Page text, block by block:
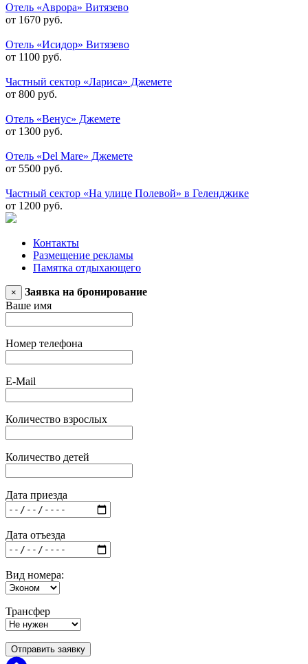
Отель «Аврора» Витязево
от 1670 руб.
Отель «Исидор» Витязево
от 1100 руб.
Частный сектор «Лариса» Джемете
от 800 руб.
Отель «Венус» Джемете
от 1300 руб.
Отель «Del Mare» Джемете
от 5500 руб.
Частный сектор «На улице Полевой» в Геленджике
от 1200 руб.
Контакты
Размещение рекламы
Памятка отдыхающего
×
Заявка на бронирование
Ваше имя
Номер телефона
E-Mail
Количество взрослых
Количество детей
Дата приезда
Дата отъезда
Вид номера:
Трансфер
Отправить заявку